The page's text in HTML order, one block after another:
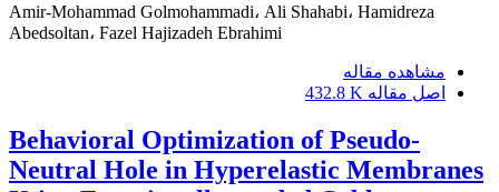
Amir-Mohammad Golmohammadi، Ali Shahabi، Hamidreza
Abedsoltan، Fazel Hajizadeh Ebrahimi
مشاهده مقاله
اصل مقاله 432.8 K
Behavioral Optimization of Pseudo-
Neutral Hole in Hyperelastic Membranes